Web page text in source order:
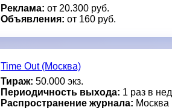
Реклама: от 20.300 руб.
Объявления: от 160 руб.
Time Out (Москва)
Тираж: 50.000 экз.
Периодичность выхода: 1 раз в нед
Распространение журнала: Москва